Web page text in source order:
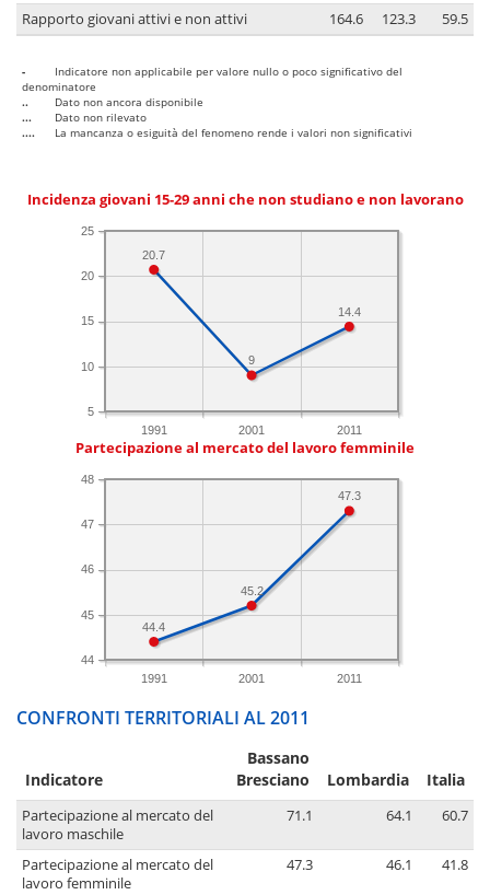
Rapporto giovani attivi e non attivi 164.6 123.3 59.5
-
Indicatore non applicabile per valore nullo o poco significativo del
denominatore
..
Dato non ancora disponibile
...
Dato non rilevato
....
La mancanza o esiguità del fenomeno rende i valori non significativi
Incidenza giovani 15-29 anni che non studiano e non lavorano
1991 2001 2011
5
10
15
20
25
14.4
9
20.7
Partecipazione al mercato del lavoro femminile
1991 2001 2011
44
45
46
47
48
47.3
45.2
44.4
CONFRONTI TERRITORIALI AL 2011
Indicatore
Bassano
Bresciano
Lombardia Italia
Partecipazione al mercato del
lavoro maschile
71.1 64.1 60.7
Partecipazione al mercato del
lavoro femminile
47.3 46.1 41.8